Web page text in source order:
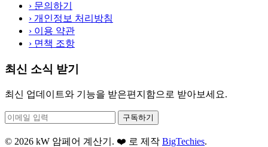
› 문의하기
› 개인정보 처리방침
› 이용 약관
› 면책 조항
최신 소식 받기
최신 업데이트와 기능을 받은편지함으로 받아보세요.
구독하기
© 2026 kW 암페어 계산기. ❤️ 로 제작 BigTechies.